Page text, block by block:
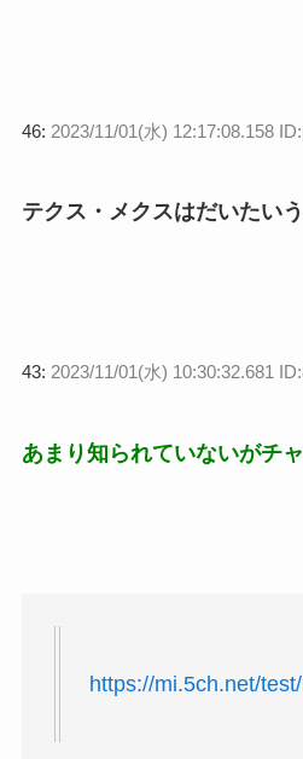
46: 2023/11/01(水) 12:17:08.158
テクス・メクスはだいたい
43: 2023/11/01(水) 10:30:32.681
あまり知られていないがチ
https://mi.5ch.net/